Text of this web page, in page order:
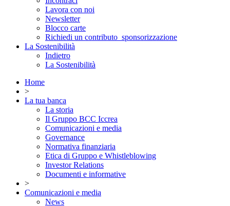
Lavora con noi
Newsletter
Blocco carte
Richiedi un contributo_sponsorizzazione
La Sostenibilità
Indietro
La Sostenibilità
Home
>
La tua banca
La storia
Il Gruppo BCC Iccrea
Comunicazioni e media
Governance
Normativa finanziaria
Etica di Gruppo e Whistleblowing
Investor Relations
Documenti e informative
>
Comunicazioni e media
News